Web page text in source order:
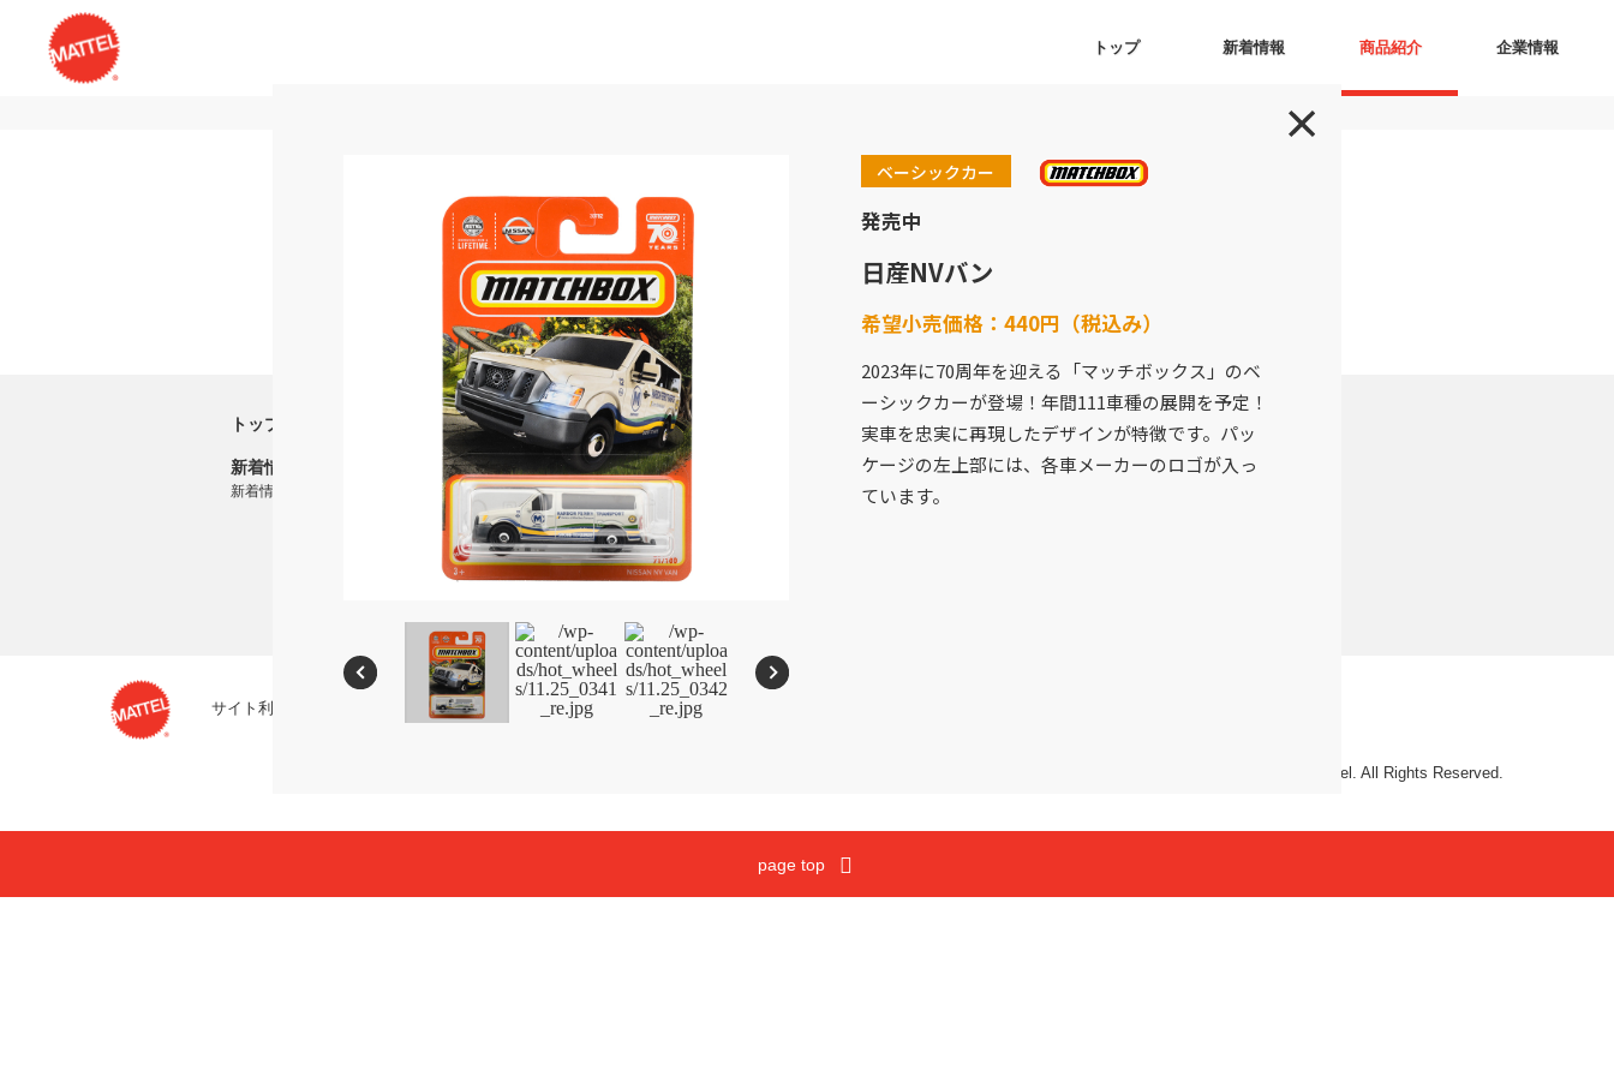
トップ 新着情報 商品紹介 企業情報
ベーシックカー
発売中
日産NVバン
希望小売価格： 440円（税込み）
2023年に70周年を迎える「マッチボックス」のベ
ーシックカーが登場！年間111車種の展開を予定！
実車を忠実に再現したデザインが特徴です。パッ
ケージの左上部には、各車メーカーのロゴが入っ
ています。
トップ
新着情報
新着情報一覧
商品紹介
バービー
フィッシャープライス
きかんしゃトーマス
ホットウィール
メガブロック
ウノ
マテルゲーム
企業情報
企業概要
社会貢献活動
採用情報
サイト利用条件 プライバシーポリシー Cookies and Related Technology Notice
© 2026 Mattel. All Rights Reserved.
page top